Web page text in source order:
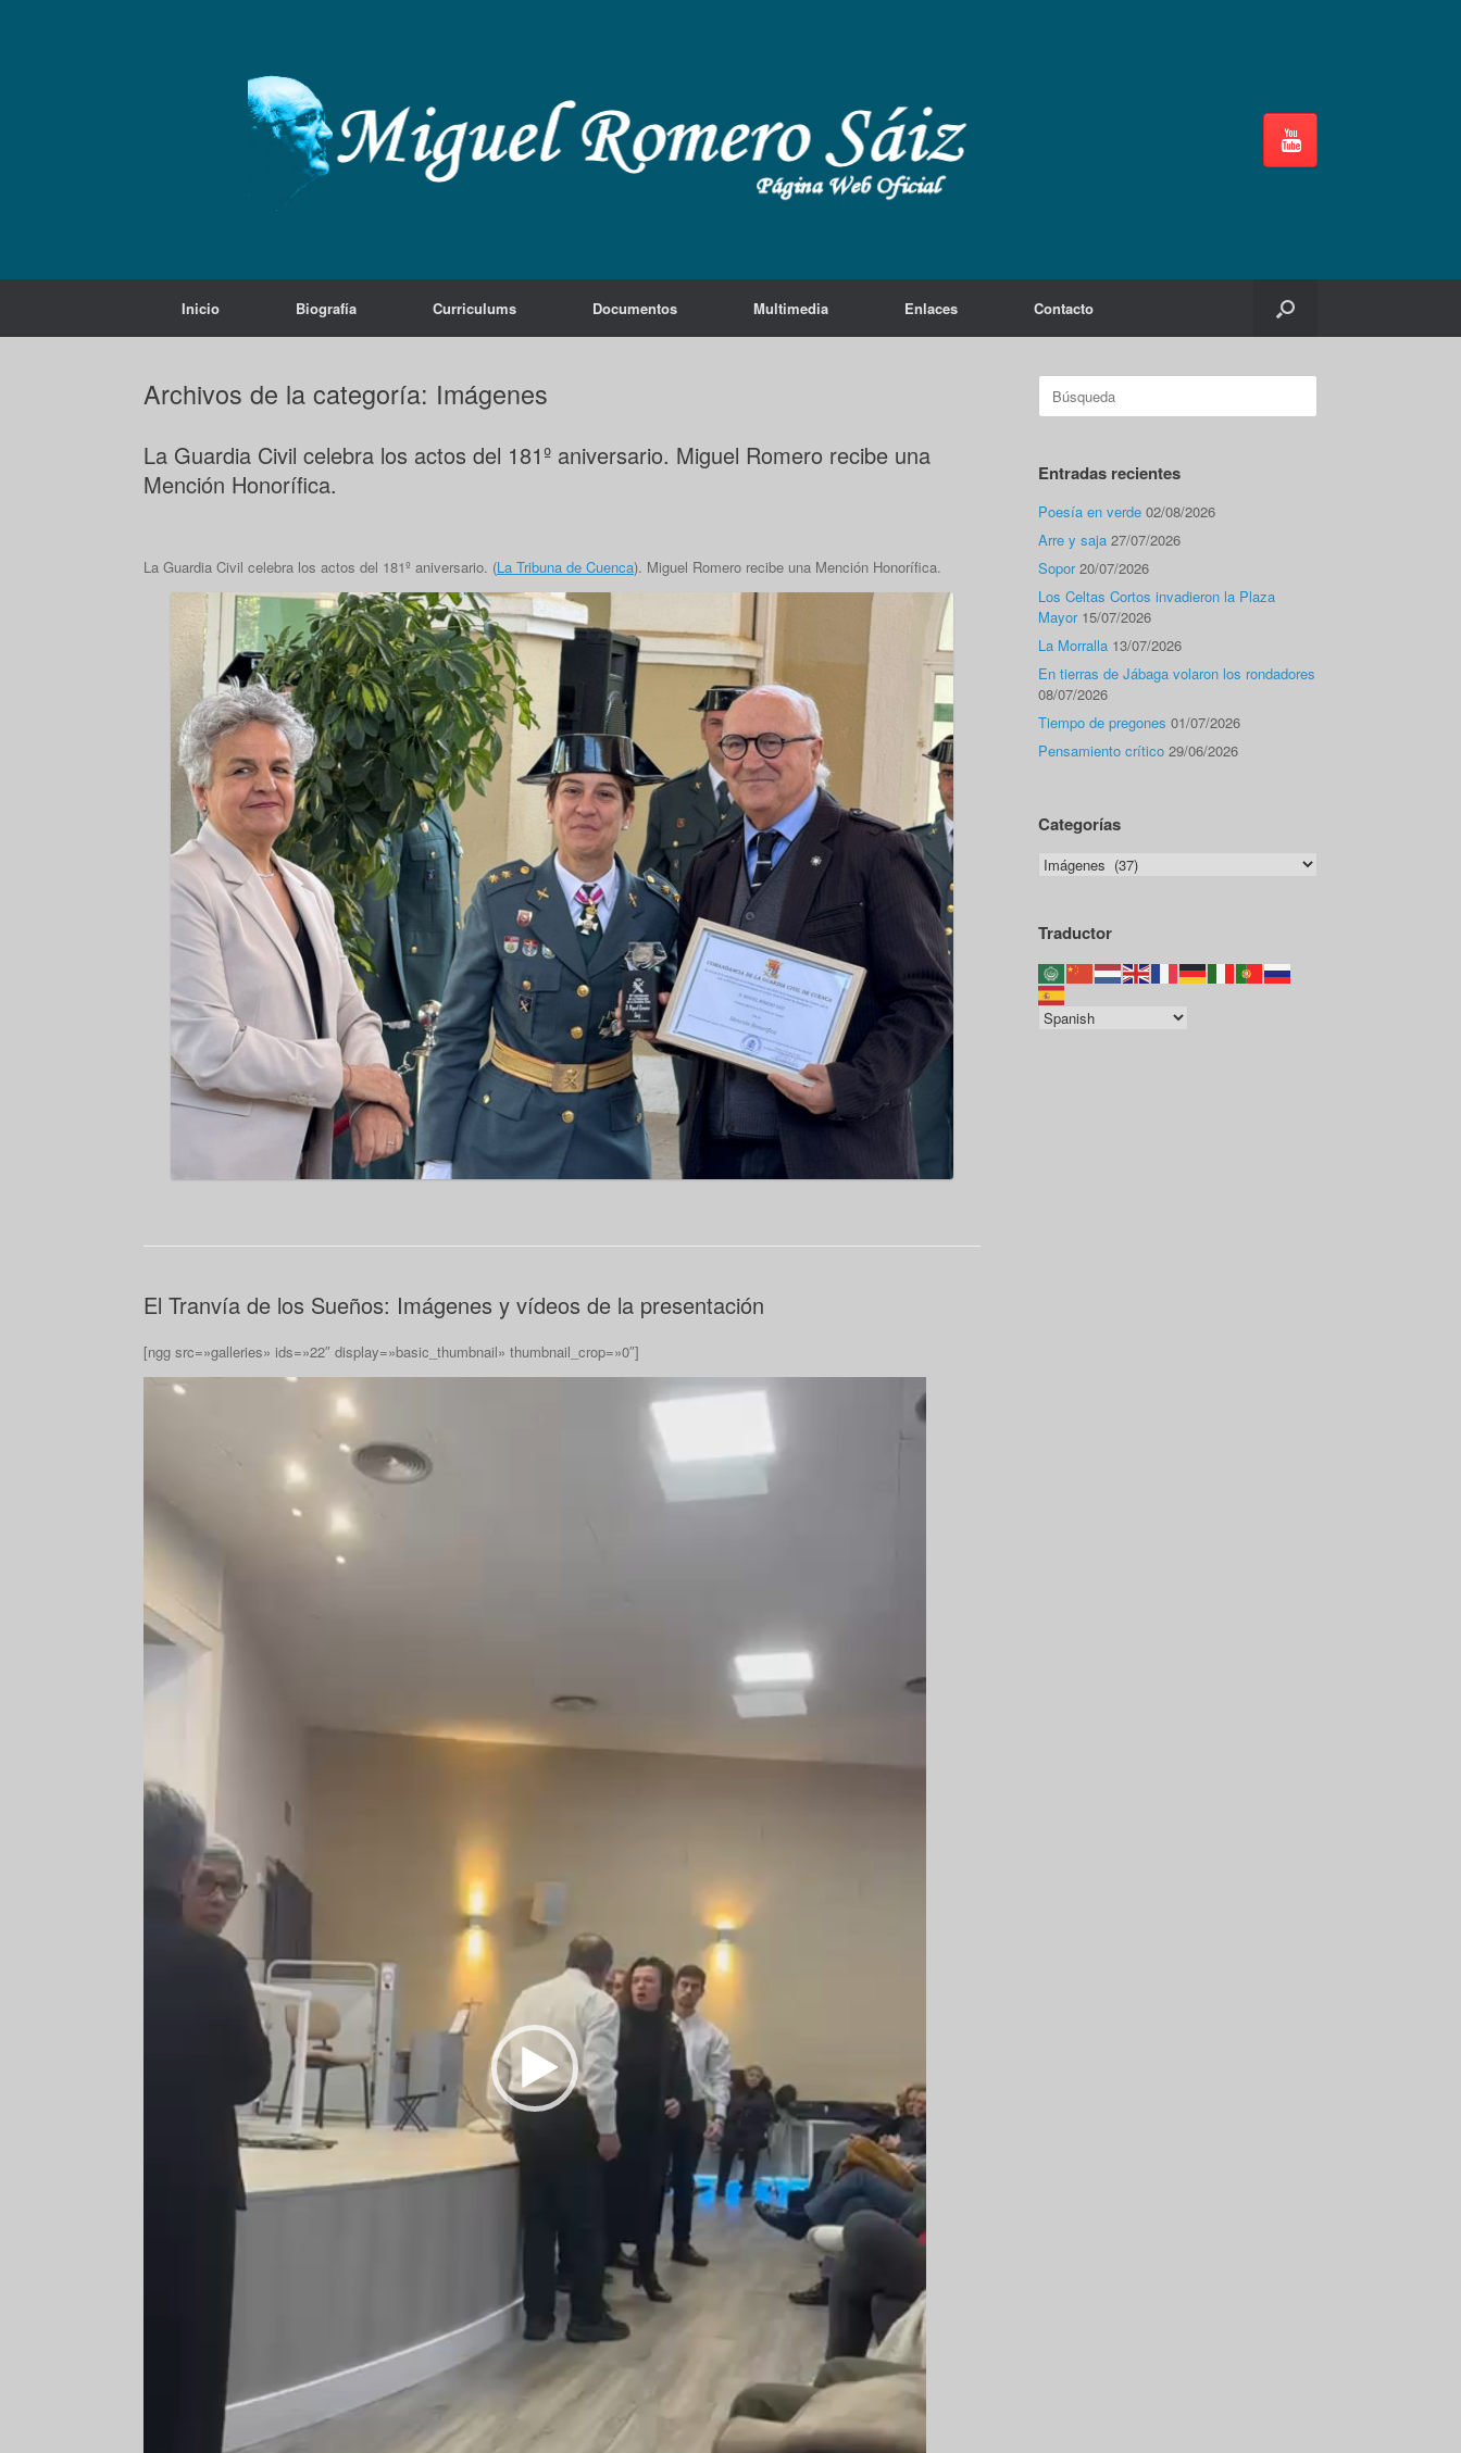
Inicio Biografía Curriculums Documentos Multimedia Enlaces Contacto
Archivos de la categoría: Imágenes
La Guardia Civil celebra los actos del 181º aniversario. Miguel Romero recibe una
Mención Honorífica.
La Guardia Civil celebra los actos del 181º aniversario. (La Tribuna de Cuenca). Miguel Romero recibe una Mención Honorífica.
El Tranvía de los Sueños: Imágenes y vídeos de la presentación
[ngg src=»galleries» ids=»22″ display=»basic_thumbnail» thumbnail_crop=»0″]
Reproductor
Buscar:
Entradas recientes
Poesía en verde 02/08/2026
Arre y saja 27/07/2026
Sopor 20/07/2026
Los Celtas Cortos invadieron la Plaza
Mayor 15/07/2026
La Morralla 13/07/2026
En tierras de Jábaga volaron los rondadores
08/07/2026
Tiempo de pregones 01/07/2026
Pensamiento crítico 29/06/2026
Categorías
Categorías
Traductor